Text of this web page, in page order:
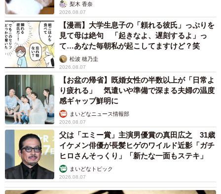
梨木 香奈
2026.08.07
【漫画】大学生息子の「頼れる彼氏」っぷりを
見て母は絶句 「起きなよ、遅刻するよ」っ
て…あなた毎朝私が起こしてますけど？笑
松波 穂乃圭
2026.08.07
【お盆の帰省】既婚女性の半数以上が「日常よ
り疲れる」 気遣いや準備で深まる夫婦の温度
感ギャップ鮮明に
まいどなニュース情報部
2026.08.07
父は「エミー賞」主演男優賞の真田広之 31歳
イケメン俳優が長髪ヒゲのワイルド近影「ガチ
ヒロさんそっくり」「新たな一面もステキ」
まいどなトピック
2026.08.07